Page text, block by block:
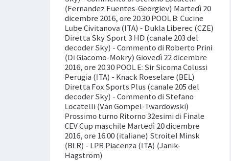
(Fernandez Fuentes-Georgiev) Martedì 20
dicembre 2016, ore 20.30 POOL B: Cucine
Lube Civitanova (ITA) - Dukla Liberec (CZE)
Diretta Sky Sport 3 HD (canale 203 del
decoder Sky) - Commento di Roberto Prini
(Di Giacomo-Mokry) Giovedì 22 dicembre
2016, ore 20.30 POOL E: Sir Sicoma Colussi
Perugia (ITA) - Knack Roeselare (BEL)
Diretta Fox Sports Plus (canale 205 del
decoder Sky) - Commento di Stefano
Locatelli (Van Gompel-Twardowski)
Prossimo turno Ritorno 32esimi di Finale
CEV Cup maschile Martedì 20 dicembre
2016, ore 16.00 (italiane) Stroitel Minsk
(BLR) - LPR Piacenza (ITA) (Janik-
Hagström)